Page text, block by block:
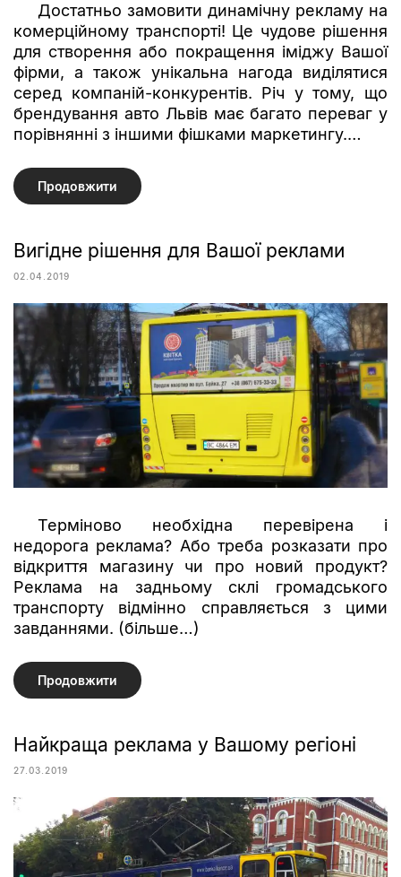
Достатньо замовити динамічну рекламу на
комерційному транспорті! Це чудове рішення
для створення або покращення іміджу Вашої
фірми, а також унікальна нагода виділятися
серед компаній-конкурентів. Річ у тому, що
брендування авто Львів має багато переваг у
порівнянні з іншими фішками маркетингу.…
Продовжити
Вигідне рішення для Вашої реклами
02.04.2019
Терміново необхідна перевірена і
недорога реклама? Або треба розказати про
відкриття магазину чи про новий продукт?
Реклама на задньому склі громадського
транспорту відмінно справляється з цими
завданнями. (більше…)
Продовжити
Найкраща реклама у Вашому регіоні
27.03.2019